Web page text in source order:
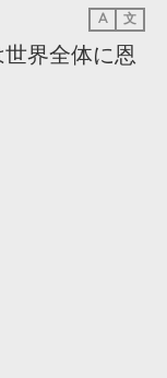
A 文
界全体に恩